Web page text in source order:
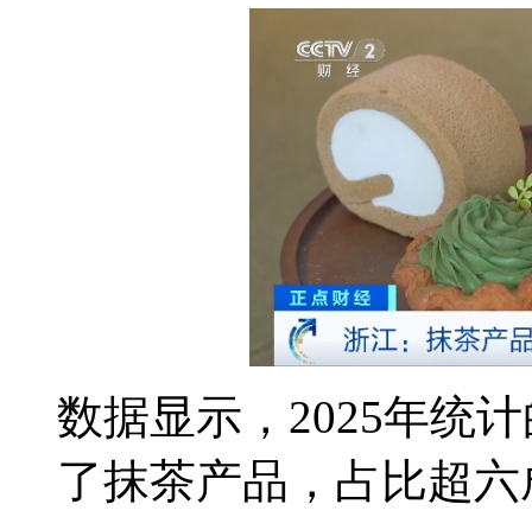
数据显示，2025年统
了抹茶产品，占比超